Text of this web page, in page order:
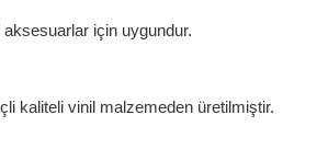
için uygundur.
kaliteli vinil malzemeden üretilmiştir.